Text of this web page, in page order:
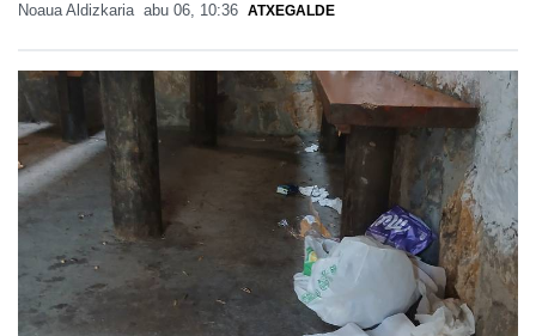
Noaua Aldizkaria abu 06, 10:36 ATXEGALDE